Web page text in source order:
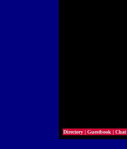
Directory | Guestbook | Chat